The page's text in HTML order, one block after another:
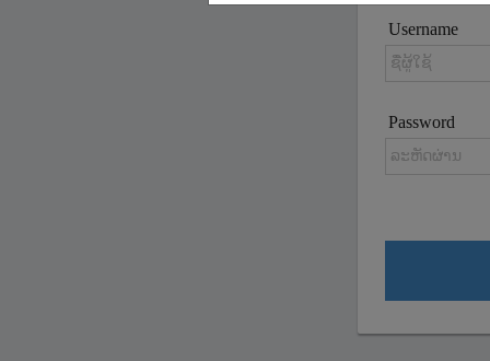
Username
Password